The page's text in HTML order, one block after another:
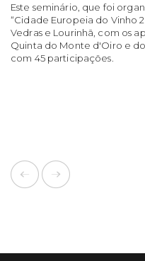
Este seminário, que foi
“Cidade Europeia do Vinho
Vedras e Lourinhã, com os
Quinta do Monte d'Oiro e
com 45 participações.